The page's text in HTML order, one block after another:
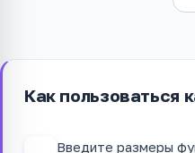
Как пользоваться
Введите размеры